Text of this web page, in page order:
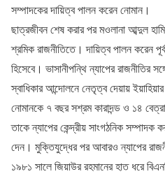
সম্পাদকের দায়িত্ব পালন করেন নোমান।
ছাত্রজীবন শেষ করার পর মওলানা আব্দুল
শ্রমিক রাজনীতিতে। দায়িত্ব পালন করেন
হিসেবে। ভাসানীপন্থি ন্যাপের রাজনীতির
স্বাধিকার আন্দোলনে নেতৃত্ব দেয়ায়
নোমানকে ৭ বছর সশ্রম কারাদন্ড ও ১৪
তাকে ন্যাপের কেন্দ্রীয় সাংগঠনিক
দেন। মুক্তিযুদ্ধের পর আবারও ন্যাপের
১৯৮১ সালে জিয়াউর রহমানের হাত ধরে